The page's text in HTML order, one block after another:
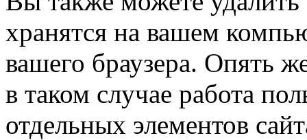
хранятся на вашем
вашего браузера. Опять
в таком случае работа
отдельных элементов